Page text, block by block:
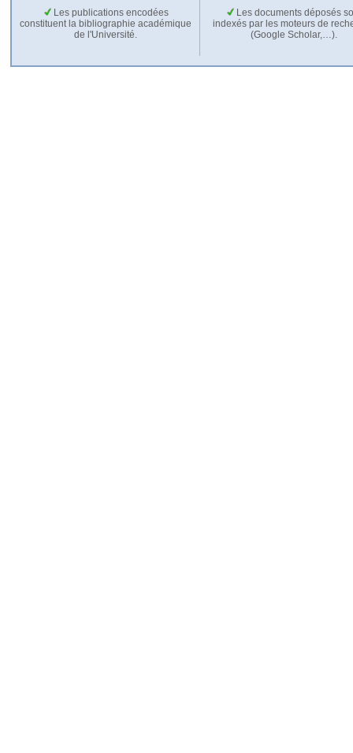
Les publications encodées
constituent la bibliographie académique
de l'Université.
Les documents déposés
indexés par les moteurs de
(Google Scholar,…).